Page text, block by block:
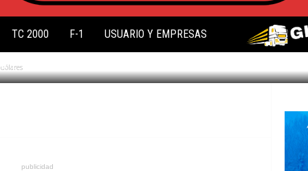
TC 2000 F-1 USUARIO Y EMPRESAS
DÓLARES
2
publicidad